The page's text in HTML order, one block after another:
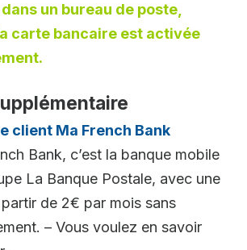
un bureau de poste,
carte bancaire est activée
client Ma French Bank
Bank, c’est la banque mobile
La Banque Postale, avec une
de 2€ par mois sans
– Vous voulez en savoir